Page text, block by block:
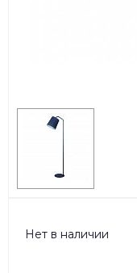
Нет в наличии